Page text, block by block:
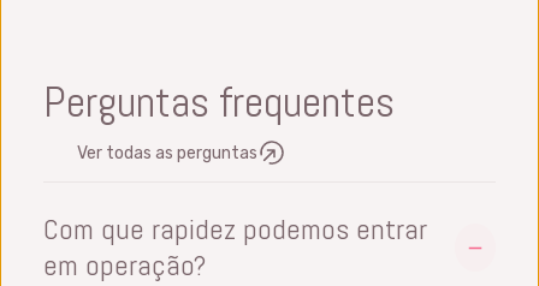
Perguntas frequentes
Ver todas as perguntas
Com que rapidez podemos entrar
em operação?